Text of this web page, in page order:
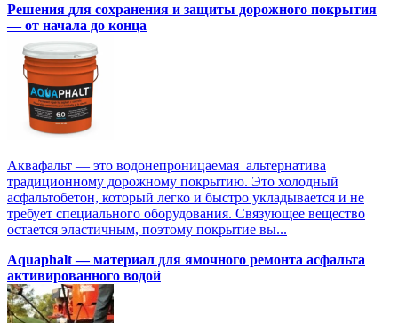
Решения для сохранения и защиты дорожного покрытия
— от начала до конца
Аквафальт — это водонепроницаемая альтернатива
традиционному дорожному покрытию. Это холодный
асфальтобетон, который легко и быстро укладывается и не
требует специального оборудования. Связующее вещество
остается эластичным, поэтому покрытие вы...
Aquaphalt — материал для ямочного ремонта асфальта
активированного водой